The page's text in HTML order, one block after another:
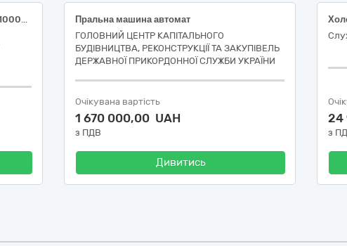
Пароконвектомат за ДК 021:2015 — 39710000-2 - Електричні побутові прилади
Пральна машина автомат
ГОЛОВНИЙ ЦЕНТР КАПІТАЛЬНОГО
БУДІВНИЦТВА, РЕКОНСТРУКЦІЇ ТА ЗАКУПІВЕЛЬ
ДЕРЖАВНОЇ ПРИКОРДОННОЇ СЛУЖБИ УКРАЇНИ
Очікувана вартість
1 670 000,00 UAH
з ПДВ
Дивитись
24
з